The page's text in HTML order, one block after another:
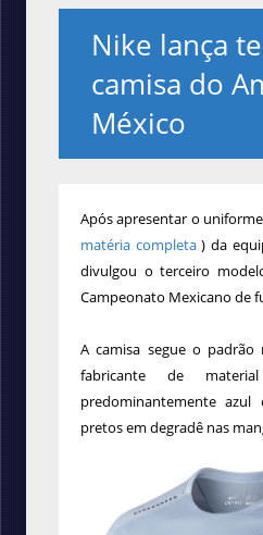
Nike lança
camisa do
México
Após apresentar o
matéria completa) da
divulgou o terceiro
Campeonato Mexicano de
A camisa segue o padrão
fabricante de
predominantemente azul
pretos em degradê nas